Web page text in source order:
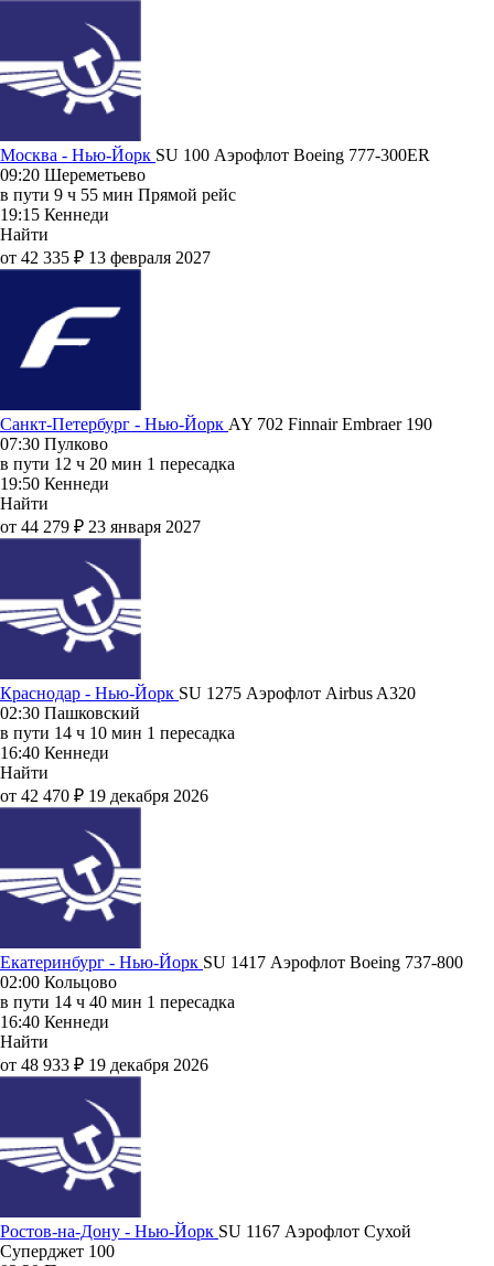
Москва - Нью-Йорк SU 100 Аэрофлот Boeing 777-300ER
09:20 Шереметьево
в пути 9 ч 55 мин Прямой рейс
19:15 Кеннеди
Найти
от 42 335 ₽ 13 февраля 2027
Санкт-Петербург - Нью-Йорк AY 702 FinnairEmbraer 190
07:30 Пулково
в пути 12 ч 20 мин 1 пересадка
19:50 Кеннеди
Найти
от 44 279 ₽ 23 января 2027
Краснодар - Нью-Йорк SU 1275 Аэрофлот Airbus A320
02:30 Пашковский
в пути 14 ч 10 мин 1 пересадка
16:40 Кеннеди
Найти
от 42 470 ₽ 19 декабря 2026
Екатеринбург - Нью-Йорк SU 1417 Аэрофлот Boeing 737-800
02:00 Кольцово
в пути 14 ч 40 мин 1 пересадка
16:40 Кеннеди
Найти
от 48 933 ₽ 19 декабря 2026
Ростов-на-Дону - Нью-Йорк SU 1167 Аэрофлот Сухой
Суперджет 100